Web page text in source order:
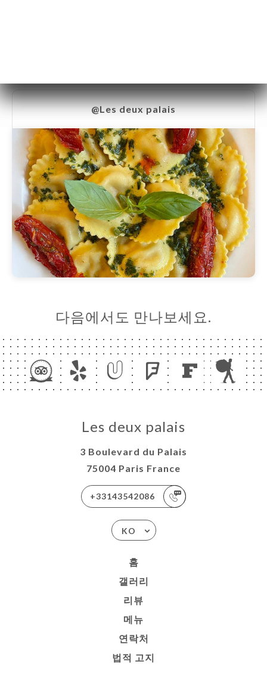
@Les deux palais
다음에서도 만나보세요.
Les deux palais
3 Boulevard du Palais
75004 Paris France
+33143542086
KO
홈
갤러리
리뷰
메뉴
연락처
법적 고지